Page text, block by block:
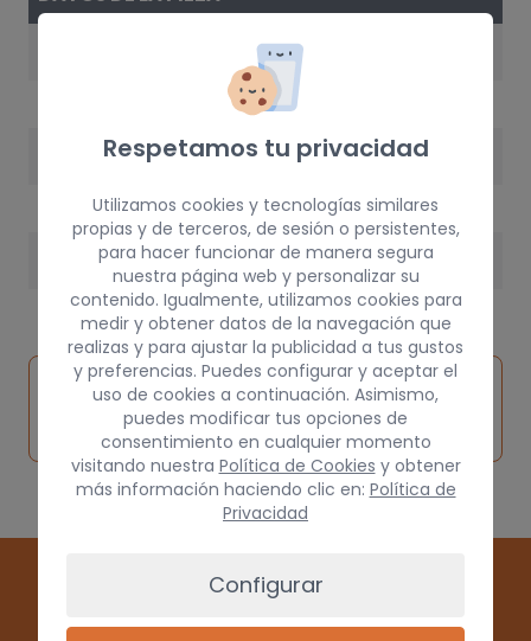
5 kg
Inspeccionar
vehículo de
origen
Solicitar
pieza
Consultar
por
Respetamos tu privacidad
Utilizamos cookies y tecnologías similares
propias y de terceros, de sesión o persistentes,
para hacer funcionar de manera segura
nuestra página web y personalizar su
contenido. Igualmente, utilizamos cookies para
medir y obtener datos de la navegación que
realizas y para ajustar la publicidad a tus gustos
y preferencias. Puedes configurar y aceptar el
uso de cookies a continuación. Asimismo,
puedes modificar tus opciones de
consentimiento en cualquier momento
visitando nuestra Política de Cookies y obtener
más información haciendo clic en: Política de
Privacidad
Configurar